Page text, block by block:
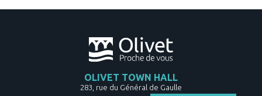
OLIVET TOWN HALL
283, rue du Général de Gaulle